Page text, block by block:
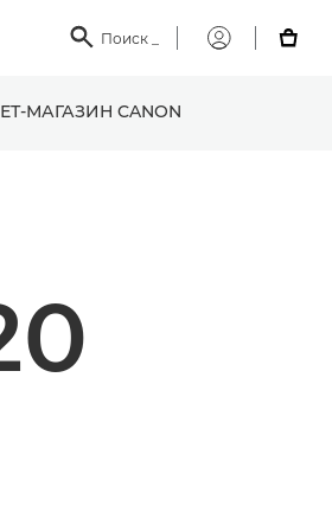
 Поиск
Мой

МАГАЗИН CANON